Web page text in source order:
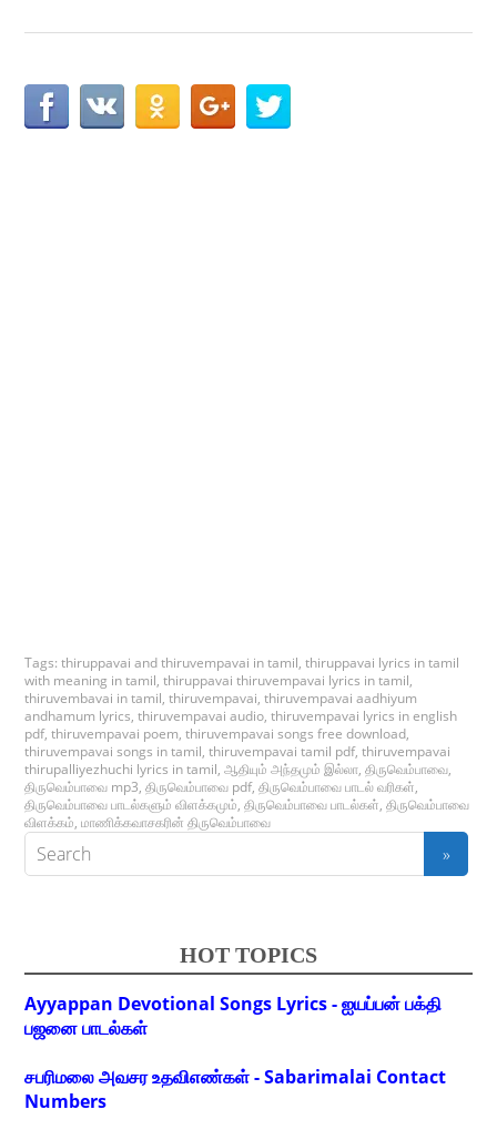
Tags:thiruppavai and thiruvempavai in tamil,thiruppavai lyrics in tamil
with meaning in tamil,thiruppavai thiruvempavai lyrics in tamil,
thiruvembavai in tamil,thiruvempavai,thiruvempavai aadhiyum
andhamum lyrics,thiruvempavai audio,thiruvempavai lyrics in english
pdf,thiruvempavai poem,thiruvempavai songs free download,
thiruvempavai songs in tamil,thiruvempavai tamil pdf,thiruvempavai
thirupalliyezhuchi lyrics in tamil,ஆதியும் அந்தமும் இல்லா,திருவெம்பாவை,
திருவெம்பாவை mp3,திருவெம்பாவை pdf,திருவெம்பாவை பாடல் வரிகள்,
திருவெம்பாவை பாடல்களும் விளக்கமும்,திருவெம்பாவை பாடல்கள்,திருவெம்பாவை
விளக்கம்,மாணிக்கவாசகரின் திருவெம்பாவை
HOT TOPICS
Ayyappan Devotional Songs Lyrics - ஐயப்பன் பக்தி
பஜனை பாடல்கள்
சபரிமலை அவசர உதவிஎண்கள் - Sabarimalai Contact
Numbers